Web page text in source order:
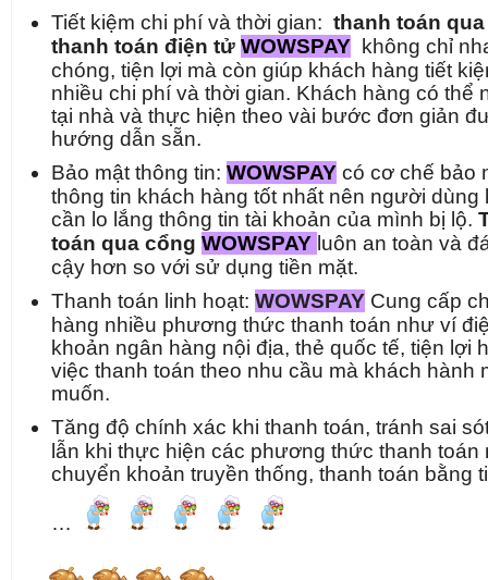
Tiết kiệm chi phí và thời gian: thanh toán
thanh toán điện tử WOWSPAY không chỉ
chóng, tiện lợi mà còn giúp khách hàng tiết
nhiều chi phí và thời gian. Khách hàng có thể
tại nhà và thực hiện theo vài bước đơn giản
hướng dẫn sẵn.
Bảo mật thông tin: WOWSPAY có cơ chế bảo
thông tin khách hàng tốt nhất nên người dùng
cần lo lắng thông tin tài khoản của mình bị lộ.
toán qua cổng WOWSPAY luôn an toàn và
cậy hơn so với sử dụng tiền mặt.
Thanh toán linh hoạt: WOWSPAY Cung cấp
hàng nhiều phương thức thanh toán như ví
khoản ngân hàng nội địa, thẻ quốc tế, tiện lợi
việc thanh toán theo nhu cầu mà khách hành
muốn.
Tăng độ chính xác khi thanh toán, tránh sai
lẫn khi thực hiện các phương thức thanh toán
chuyển khoản truyền thống, thanh toán bằng
…